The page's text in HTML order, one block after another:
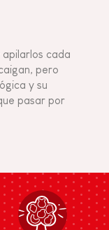
apilarlos cada
pero
y su
pasar por